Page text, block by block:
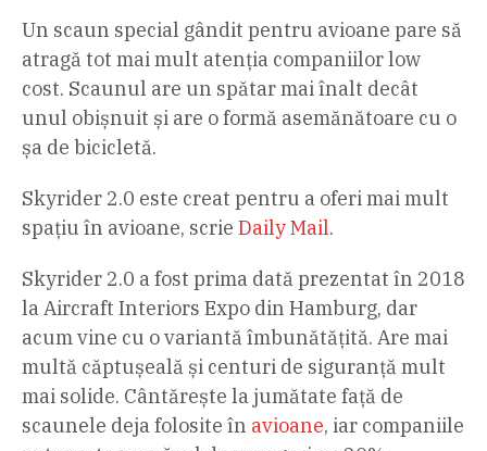
Un scaun special gândit pentru avioane pare să
atragă tot mai mult atenția companiilor low
cost. Scaunul are un spătar mai înalt decât
unul obișnuit și are o formă asemănătoare cu o
șa de bicicletă.
Skyrider 2.0 este creat pentru a oferi mai mult
spațiu în avioane, scrie Daily Mail.
Skyrider 2.0 a fost prima dată prezentat în 2018
la Aircraft Interiors Expo din Hamburg, dar
acum vine cu o variantă îmbunătățită. Are mai
multă căptușeală și centuri de siguranță mult
mai solide. Cântărește la jumătate față de
scaunele deja folosite în avioane, iar companiile